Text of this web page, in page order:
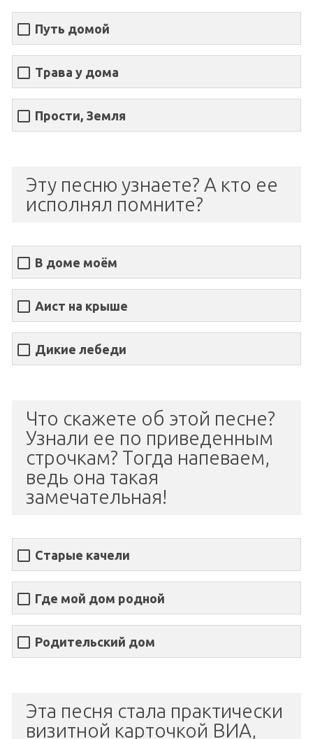
Путь домой
Трава у дома
Прости, Земля
Эту песню узнаете? А кто ее
исполнял помните?
В доме моём
Аист на крыше
Дикие лебеди
Что скажете об этой песне?
Узнали ее по приведенным
строчкам? Тогда напеваем,
ведь она такая
замечательная!
Старые качели
Где мой дом родной
Родительский дом
Эта песня стала практически
визитной карточкой ВИА,